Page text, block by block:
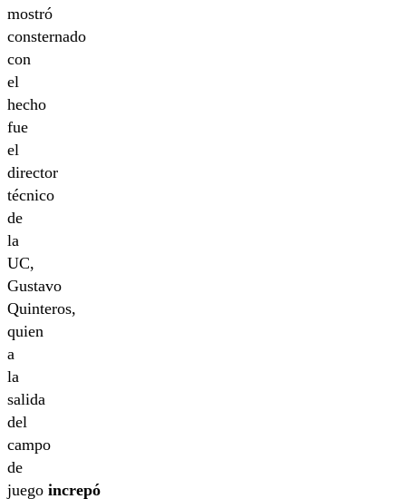
mostró
consternado
con
el
hecho
fue
el
director
técnico
de
la
UC,
Gustavo
Quinteros,
quien
a
la
salida
del
campo
de
juego increpó